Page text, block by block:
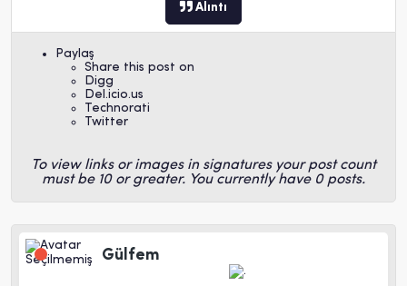
Alıntı
Paylaş
Share this post on
Digg
Del.icio.us
Technorati
Twitter
To view links or images in signatures your post count
must be 10 or greater. You currently have 0 posts.
Gülfem